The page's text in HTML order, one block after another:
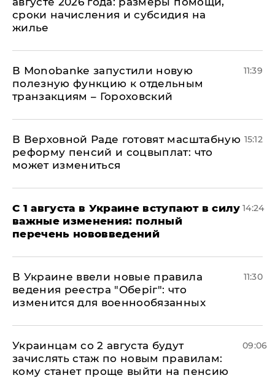
сроки начисления и субсидия на
жилье
В Мonobankе запустили новую
полезную функцию к отдельным
транзакциям – Гороховский
11:39
В Верховной Раде готовят масштабную
реформу пенсий и соцвыплат: что
может измениться
15:12
С 1 августа в Украине вступают в силу
важные изменения: полный
перечень нововведений
14:24
В Украине ввели новые правила
ведения реестра "Оберіг": что
изменится для военнообязанных
11:30
Украинцам со 2 августа будут
зачислять стаж по новым правилам:
кому станет проще выйти на пенсию
09:06